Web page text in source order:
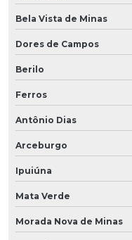
Bela Vista de Minas
Dores de Campos
Berilo
Ferros
Antônio Dias
Arceburgo
Ipuiúna
Mata Verde
Morada Nova de Minas